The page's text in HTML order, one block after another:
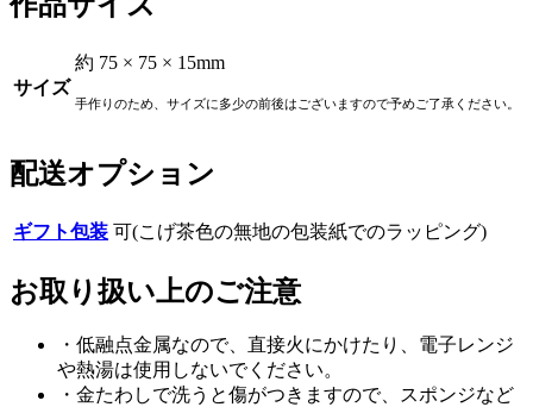
サイズ
約 75 × 75 × 15mm
手作りのため、サイズに多少の前後はございますので予めご了承ください。
配送オプション
ギフト包装 可(こげ茶色の無地の包装紙でのラッピング)
お取り扱い上のご注意
・低融点金属なので、直接火にかけたり、電子レンジ
や熱湯は使用しないでください。
・金たわしで洗うと傷がつきますので、スポンジなど